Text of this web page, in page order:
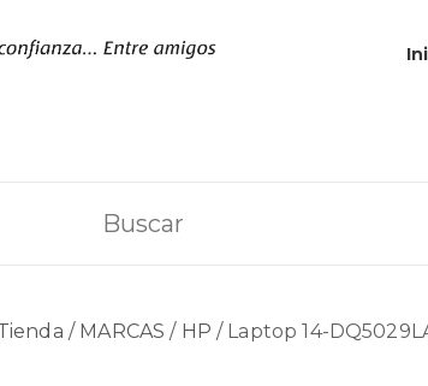
/ MARCAS / HP / Laptop 14-